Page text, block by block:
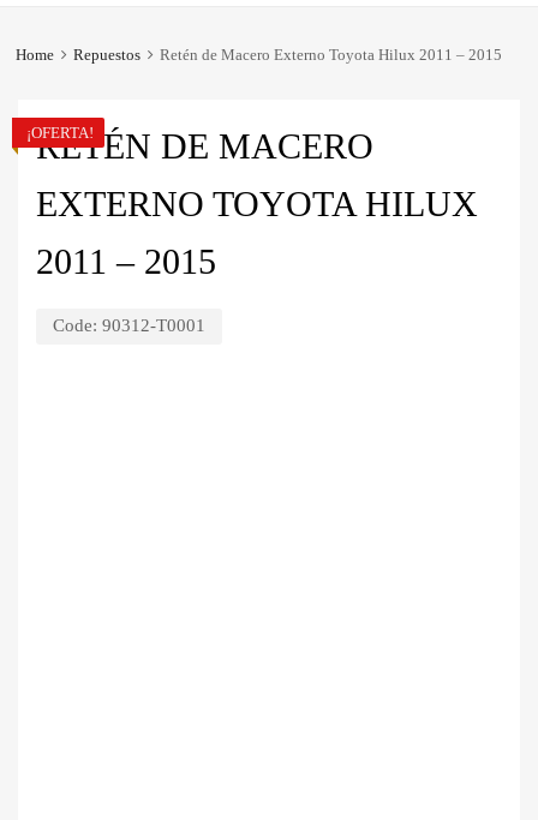
Home Repuestos Retén de Macero Externo Toyota Hilux 2011 – 2015
RETÉN DE MACERO
EXTERNO TOYOTA HILUX
2011 – 2015
Code: 90312-T0001
¡OFERTA!